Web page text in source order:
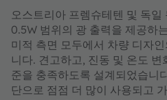
오스트리아 프렘슈테텐 및 독
0.5W 범위의 광 출력을 제공하
미적 측면 모두에서 차량 디자
니다. 견고하고, 진동 및 온도
준을 충족하도록 설계되었습니
단으로 점점 더 많이 사용되고